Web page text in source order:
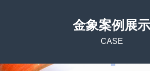
金象案例展示
CASE